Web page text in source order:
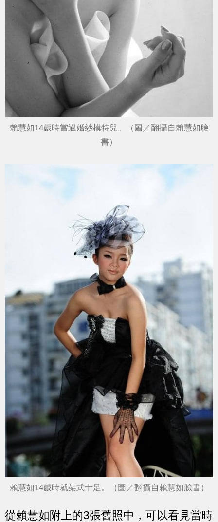
賴慧如14歲時當過婚紗模特兒。（圖／翻攝自賴慧如臉
書）
賴慧如14歲時就架式十足。（圖／翻攝自賴慧如臉書）
從賴慧如附上的3張舊照中，可以看見當時